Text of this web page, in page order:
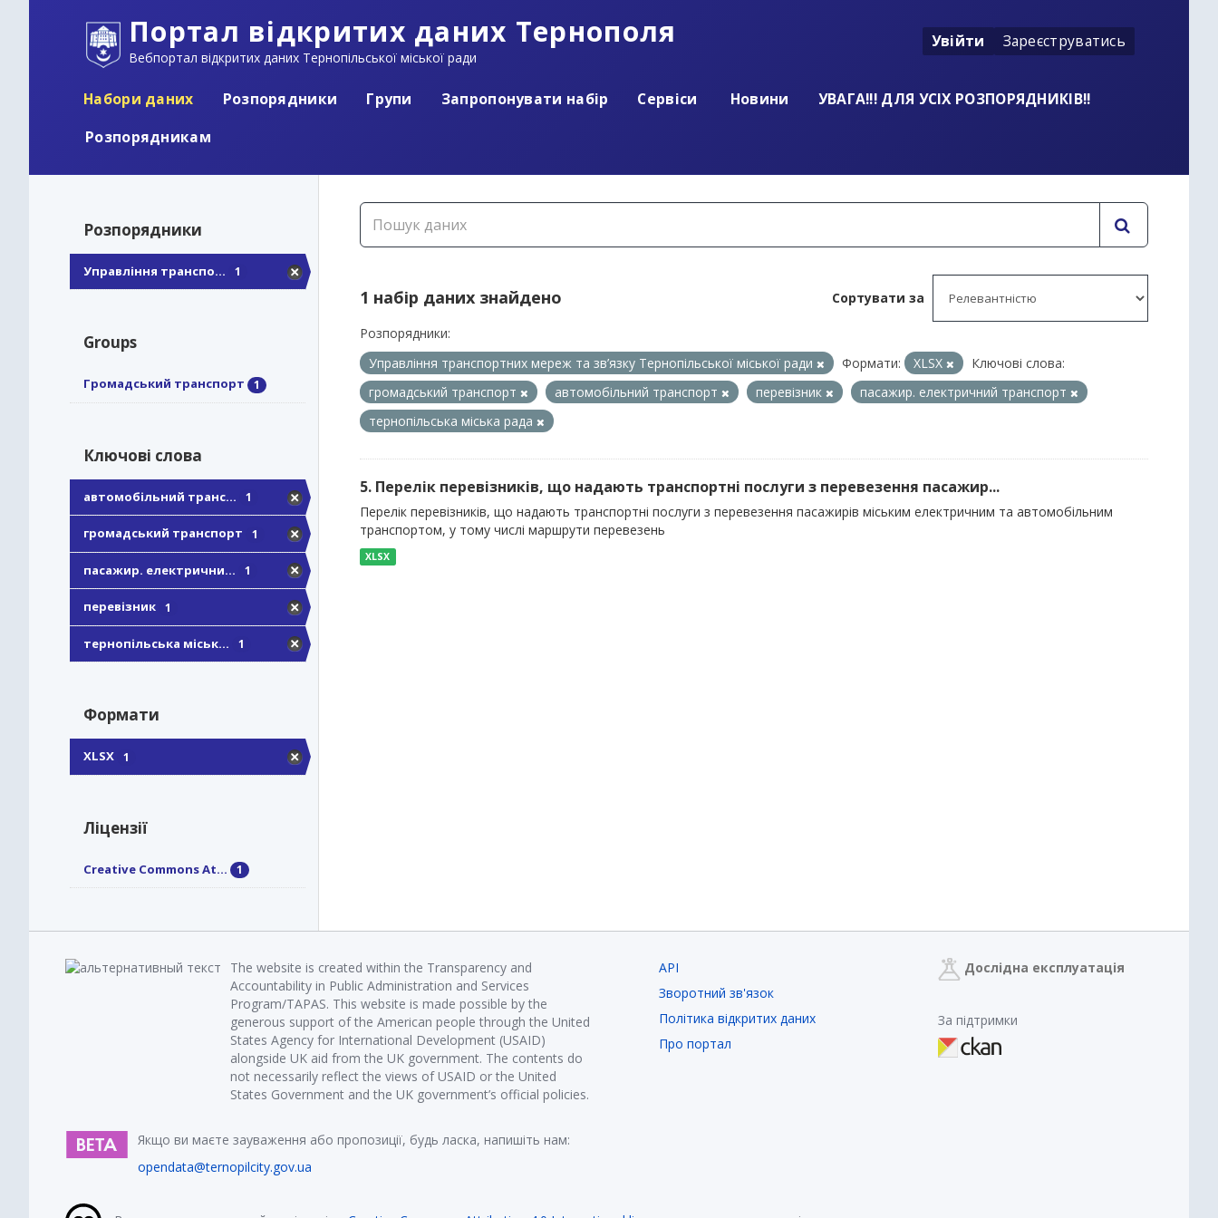
Портал відкритих даних Тернополя
Вебпортал відкритих даних Тернопільської міської ради
Увійти Зареєструватись
Набори даних Розпорядники Групи Запропонувати набір Сервіси Новини
УВАГА!!! ДЛЯ УСІХ РОЗПОРЯДНИКІВ!!
Розпорядникам
Розпорядники
Управління транспо... 1
Groups
Громадський транспорт 1
Ключові слова
автомобільний транс... 1
громадський транспорт 1
пасажир. електрични... 1
перевізник 1
тернопільська міськ... 1
Формати
XLSX 1
Ліцензії
Creative Commons At... 1
Сортувати за
1 набір даних знайдено
Розпорядники:
Управління транспортних мереж та зв’язку Тернопільської міської ради
Формати: XLSX
Ключові слова:
громадський транспорт
автомобільний транспорт перевізник
пасажир. електричний транспорт
тернопільська міська рада
5. Перелік перевізників, що надають транспортні послуги з перевезення пасажир...
Перелік перевізників, що надають транспортні послуги з перевезення пасажирів міським електричним та автомобільним
транспортом, у тому числі маршрути перевезень
XLSX
The website is created within the Transparency and
Accountability in Public Administration and Services
Program/TAPAS. This website is made possible by the
generous support of the American people through the United
States Agency for International Development (USAID)
alongside UK aid from the UK government. The contents do
not necessarily reflect the views of USAID or the United
States Government and the UK government’s official policies.
Якщо ви маєте зауваження або пропозиції, будь ласка, напишіть нам:
opendata@ternopilcity.gov.ua
API
Зворотний зв'язок
Політика відкритих даних
Про портал
Дослідна експлуатація
За підтримки